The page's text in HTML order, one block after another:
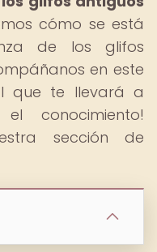
cómo se está
de los glifos
en este
que te llevará a
conocimiento!
sección de